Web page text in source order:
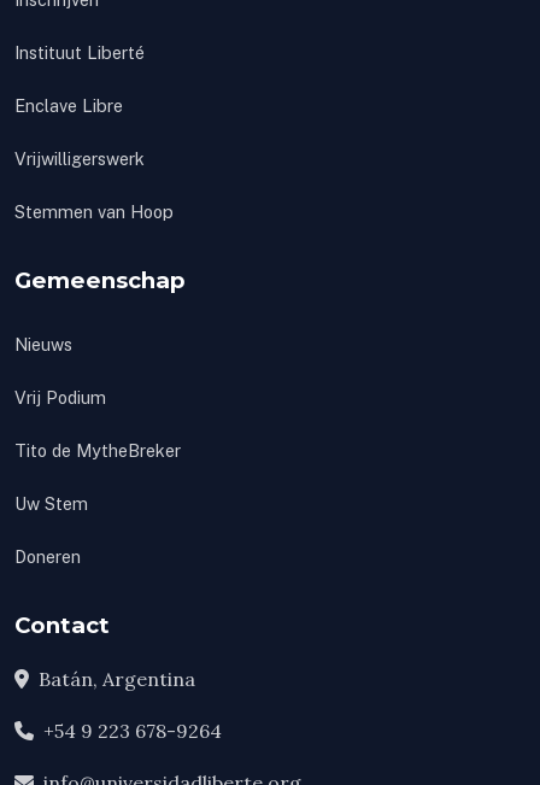
Instituut Liberté
Enclave Libre
Vrijwilligerswerk
Stemmen van Hoop
Gemeenschap
Nieuws
Vrij Podium
Tito de MytheBreker
Uw Stem
Doneren
Contact
Batán, Argentina
+54 9 223 678-9264